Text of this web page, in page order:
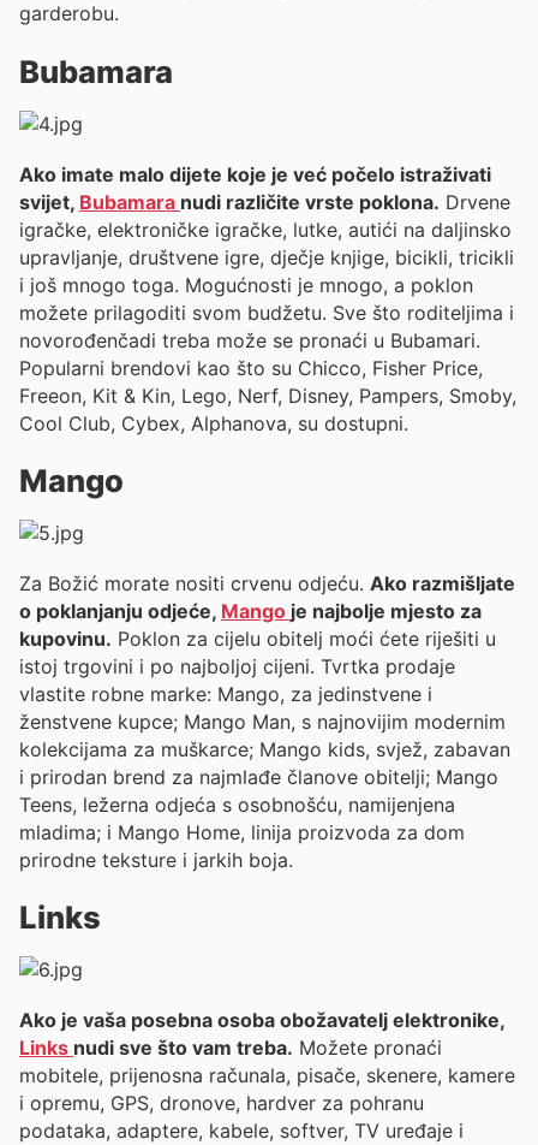
garderobu.
Bubamara
Ako imate malo dijete koje je već počelo istraživati
svijet, Bubamara nudi različite vrste poklona. Drvene
igračke, elektroničke igračke, lutke, autići na daljinsko
upravljanje, društvene igre, dječje knjige, bicikli, tricikli
i još mnogo toga. Mogućnosti je mnogo, a poklon
možete prilagoditi svom budžetu. Sve što roditeljima i
novorođenčadi treba može se pronaći u Bubamari.
Popularni brendovi kao što su Chicco, Fisher Price,
Freeon, Kit & Kin, Lego, Nerf, Disney, Pampers, Smoby,
Cool Club, Cybex, Alphanova, su dostupni.
Mango
Za Božić morate nositi crvenu odjeću. Ako razmišljate
o poklanjanju odjeće, Mango je najbolje mjesto za
kupovinu. Poklon za cijelu obitelj moći ćete riješiti u
istoj trgovini i po najboljoj cijeni. Tvrtka prodaje
vlastite robne marke: Mango, za jedinstvene i
ženstvene kupce; Mango Man, s najnovijim modernim
kolekcijama za muškarce; Mango kids, svjež, zabavan
i prirodan brend za najmlađe članove obitelji; Mango
Teens, ležerna odjeća s osobnošću, namijenjena
mladima; i Mango Home, linija proizvoda za dom
prirodne teksture i jarkih boja.
Links
Ako je vaša posebna osoba obožavatelj elektronike,
Links nudi sve što vam treba. Možete pronaći
mobitele, prijenosna računala, pisače, skenere, kamere
i opremu, GPS, dronove, hardver za pohranu
podataka, adaptere, kabele, softver, TV uređaje i